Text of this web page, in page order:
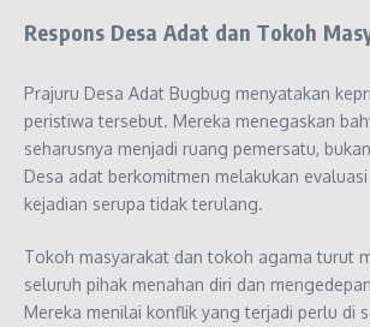
Respons Desa Adat dan Tokoh
Prajuru Desa Adat Bugbug menyatakan
peristiwa tersebut. Mereka menegaskan
seharusnya menjadi ruang pemersatu,
Desa adat berkomitmen melakukan
kejadian serupa tidak terulang.
Tokoh masyarakat dan tokoh agama turut
seluruh pihak menahan diri dan
Mereka menilai konflik yang terjadi perlu di